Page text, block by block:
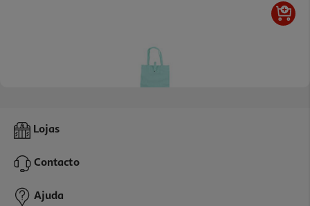
Tote Bag Algodão Auchan Verde Your File 35x40cm
4,99 €
Lojas
Contacto
Ajuda